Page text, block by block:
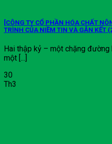
[CÔNG TY CỔ PHẦN HÓA CHẤT
TRÌNH CỦA NIỀM TIN VÀ GẮN
Hai thập kỷ – một chặng
một [...]
30
Th3